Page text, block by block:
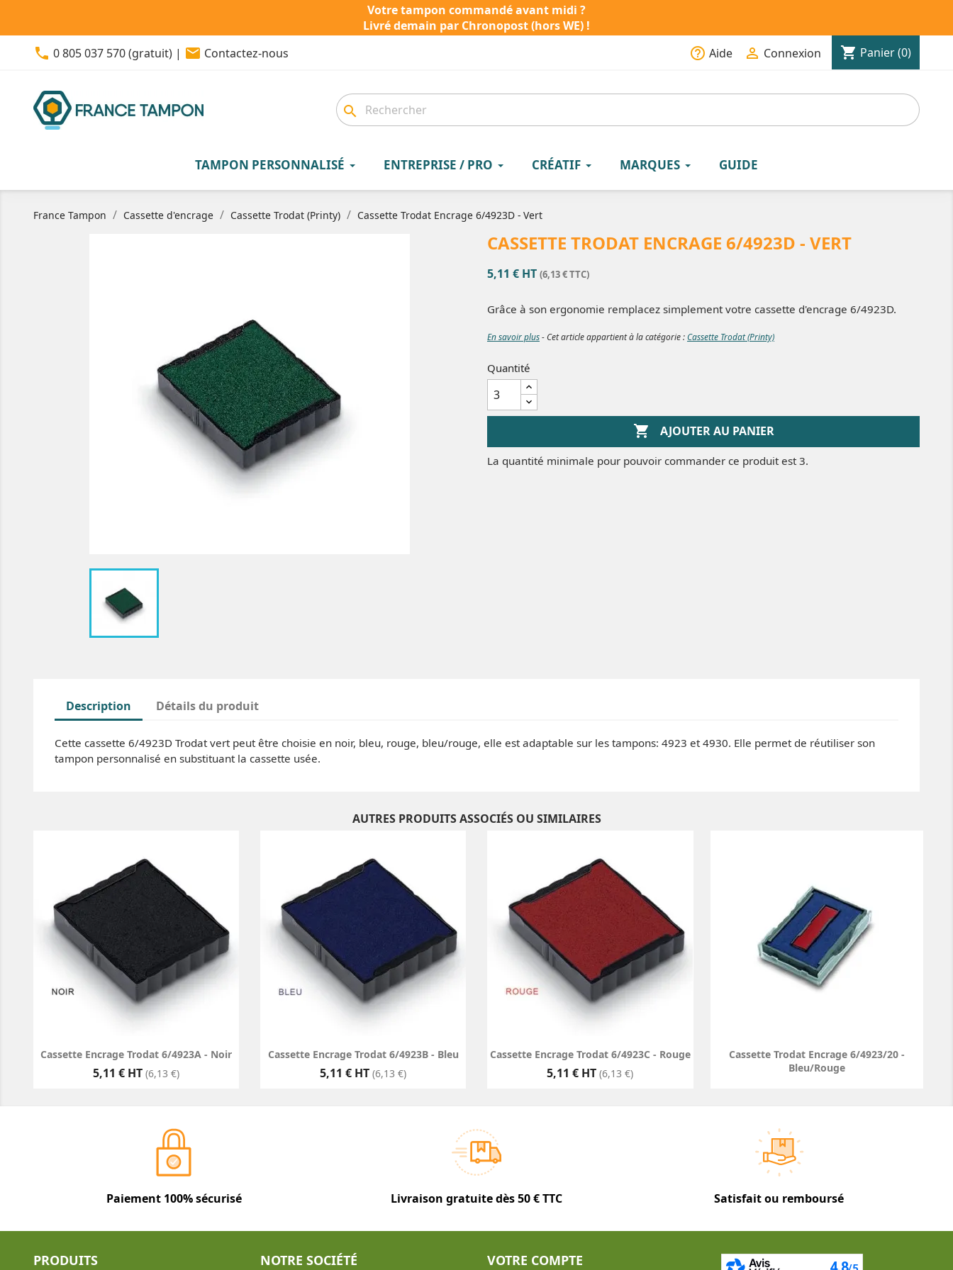
Votre tampon commandé avant midi ?
Livré demain par Chronopost (hors WE) !
phone 0 805 037 570 (gratuit) | email Contactez-nous help_outline Aide  Connexion shopping_cart Panier(0)
search
TAMPON PERSONNALISÉ ENTREPRISE / PRO CRÉATIF MARQUES GUIDE
France Tampon Cassette d'encrage Cassette Trodat (Printy) Cassette Trodat Encrage 6/4923D - Vert
CASSETTE TRODAT ENCRAGE 6/4923D - VERT
5,11 € HT (6,13 € TTC)
Grâce à son ergonomie remplacez simplement votre cassette d'encrage 6/4923D.
En savoir plus- Cet article appartient à la catégorie :Cassette Trodat (Printy)
Quantité
 AJOUTER AU PANIER
La quantité minimale pour pouvoir commander ce produit est 3.
Description Détails du produit
Cette cassette 6/4923D Trodat vert peut être choisie en noir, bleu, rouge, bleu/rouge, elle est adaptable sur les tampons: 4923 et 4930. Elle permet de réutiliser son
tampon personnalisé en substituant la cassette usée.
AUTRES PRODUITS ASSOCIÉS OU SIMILAIRES
Cassette Encrage Trodat 6/4923A - Noir
Prix
5,11 € HT (6,13 €)
Cassette Encrage Trodat 6/4923B - Bleu
Prix
5,11 € HT (6,13 €)
Cassette Encrage Trodat 6/4923C - Rouge
Prix
5,11 € HT (6,13 €)
Cassette Trodat Encrage 6/4923/20 -
Bleu/Rouge
Paiement 100% sécurisé Livraison gratuite dès 50 € TTC Satisfait ou remboursé
PRODUITS NOTRE SOCIÉTÉ VOTRE COMPTE